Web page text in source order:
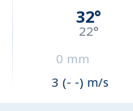
32°
22°
0 mm
3 (- -) m/s